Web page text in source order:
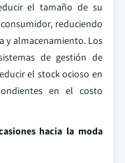
el tamaño de su
reduciendo
y almacenamiento. Los
de gestión de
el stock ocioso en
en el costo
hacia la moda